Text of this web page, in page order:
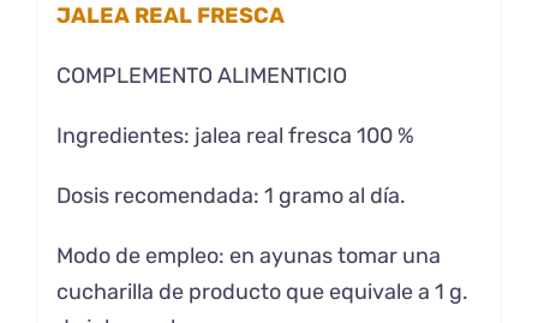
JALEA REAL FRESCA
COMPLEMENTO ALIMENTICIO
Ingredientes: jalea real fresca 100 %
Dosis recomendada: 1 gramo al día.
Modo de empleo: en ayunas tomar una
cucharilla de producto que equivale a 1 g.